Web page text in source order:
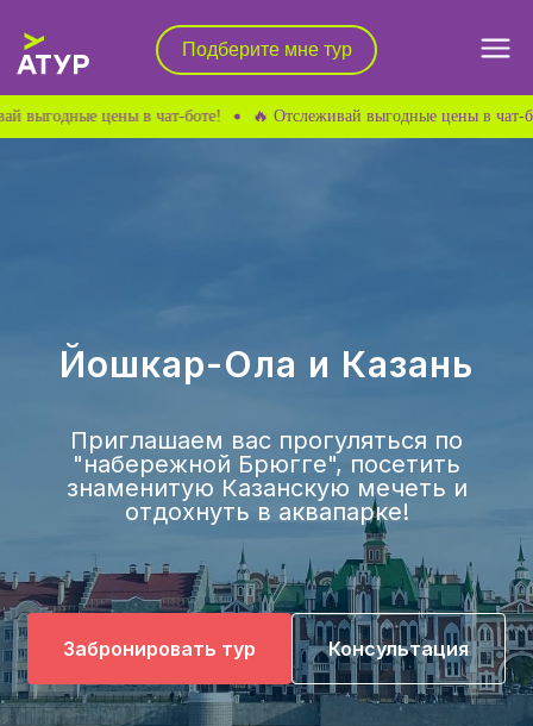
🔥 Горящие туры
Подберите мне тур
Подберите мне тур
цены в чат-боте! 🔥 Отслеживай выгодные цены в чат-боте!
Йошкар-Ола и Казань
Приглашаем вас прогуляться по
"набережной Брюгге", посетить
знаменитую Казанскую мечеть и
отдохнуть в аквапарке!
Забронировать тур Консультация